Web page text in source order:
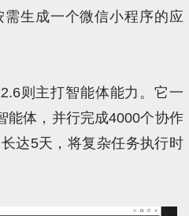
生成一个微信小程序的应
则主打智能体能力。它一
能体，并行完成4000个协作
达5天，将复杂任务执行时